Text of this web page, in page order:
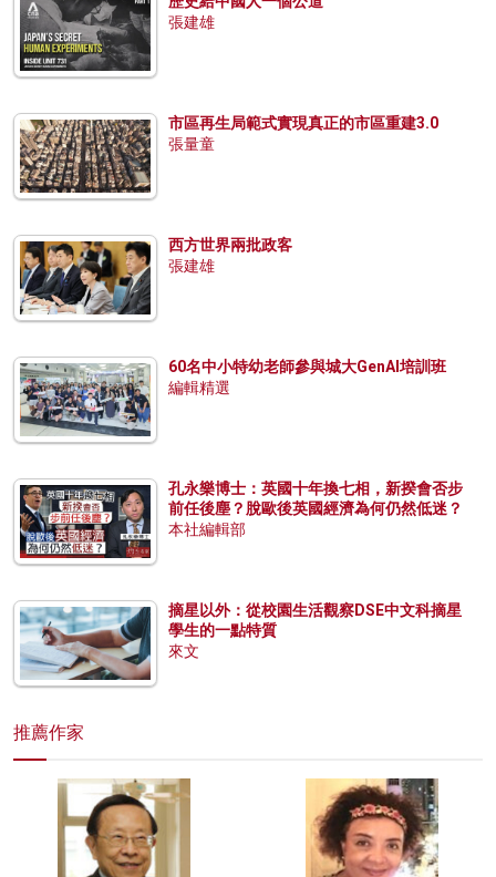
張建雄
市區再生局範式實現真正的市區重建3.0
張量童
西方世界兩批政客
張建雄
60名中小特幼老師參與城大GenAI培訓班
編輯精選
孔永樂博士：英國十年換七相，新揆會否步
前任後塵？脫歐後英國經濟為何仍然低迷？
本社編輯部
摘星以外：從校園生活觀察DSE中文科摘星
學生的一點特質
來文
推薦作家